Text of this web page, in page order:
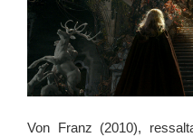
Von Franz (2010),